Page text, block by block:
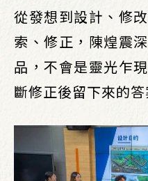
從發想到設計、修
索、修正，陳煌震
品，不會是靈光乍
斷修正後留下來的答